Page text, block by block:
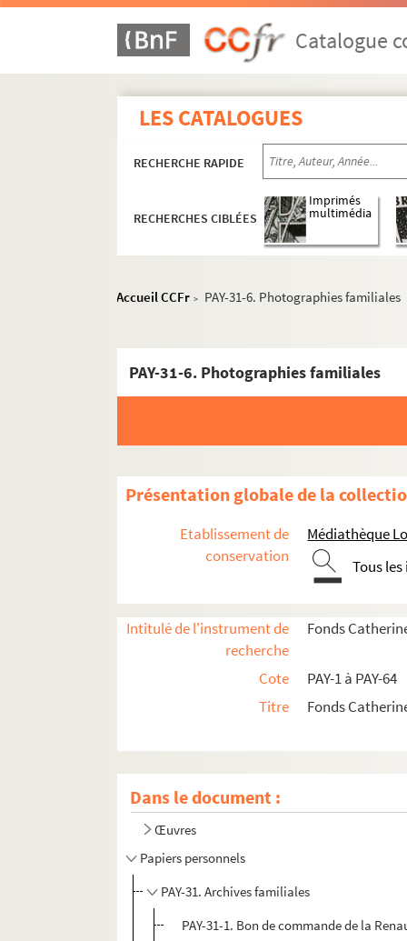
Catalogue
LES CATALOGUES
RECHERCHE RAPIDE
RECHERCHES CIBLÉES
Imprimés
multimédia
Accueil CCFr > PAY-31-6. Photographies familiales
PAY-31-6. Photographies familiales
Présentation globale de la
Etablissement de
conservation
Médiathèque
Tous
Intitulé de l'instrument de
recherche
Fonds
Cote
PAY-1 à PAY-64
Titre
Fonds
Dans le document :
Œuvres
Papiers personnels
PAY-31. Archives familiales
PAY-31-1. Bon de commande de la